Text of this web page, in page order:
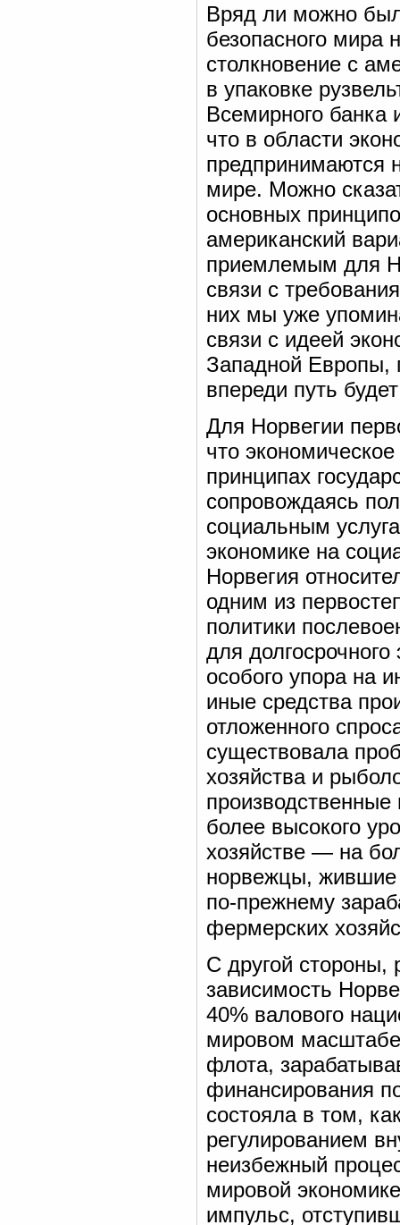
Вряд ли можно
безопасного мира
столкновение с
в упаковке
Всемирного банка
что в области
предпринимаются
мире. Можно
основных
американский
приемлемым для
связи с
них мы уже
связи с идеей
Западной Европы,
впереди путь
Для Норвегии
что
принципах
сопровождаясь
социальным
экономике на
Норвегия
одним из
политики
для
особого упора на
иные средства
отложенного
существовала
хозяйства и
более высокого
хозяйстве — на
норвежцы, жившие
по-прежнему
фермерских
С другой стороны,
зависимость
40% валового
мировом масштабе
флота,
финансирования
состояла в том,
регулированием
неизбежный
мировой
импульс,